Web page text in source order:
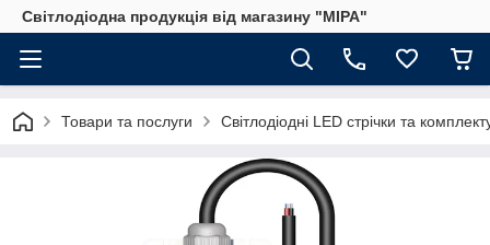
Світлодіодна продукція від магазину "МІРА"
Товари та послуги Світлодіодні LED стрічки та